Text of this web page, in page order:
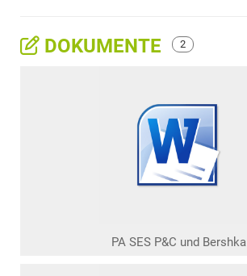
DOKUMENTE 2
PA SES P&C und Bershka